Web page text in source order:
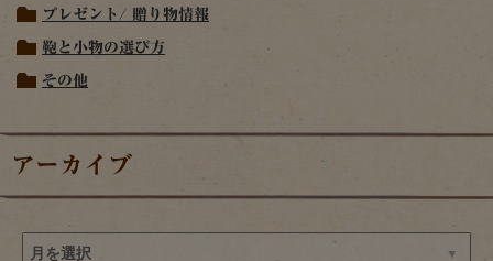
プレゼント/ 贈り物情報
鞄と小物の選び方
その他
アーカイブ